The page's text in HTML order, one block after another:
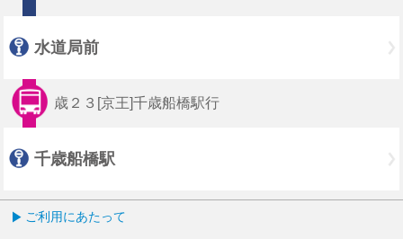
水道局前
歳２３[京王]千歳船橋駅行
千歳船橋駅
ご利用にあたって